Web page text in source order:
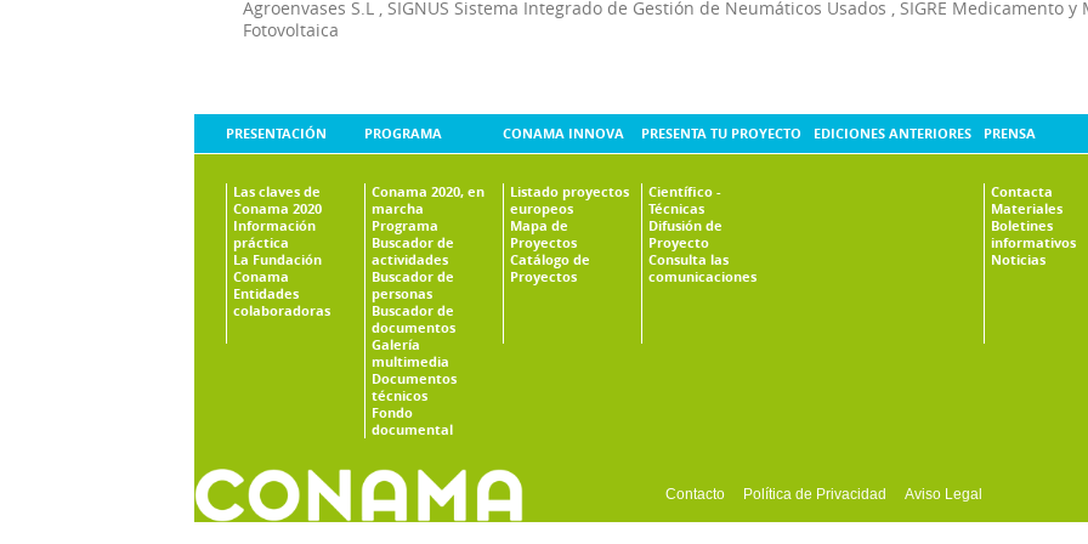
Agroenvases S.L
SIGNUS Sistema Integrado de Gestión de Neumáticos Usados SIGRE Medicamento
Fotovoltaica
PRESENTACIÓN
Las claves de
Conama 2020
Información
práctica
La Fundación
Conama
Entidades
colaboradoras
PROGRAMA
Conama 2020, en
marcha
Programa
Buscador de
actividades
Buscador de
personas
Buscador de
documentos
Galería
multimedia
Documentos
técnicos
Fondo
documental
CONAMA INNOVA
Listado proyectos
europeos
Mapa de
Proyectos
Catálogo de
Proyectos
PRESENTA TU PROYECTO
Científico -
Técnicas
Difusión de
Proyecto
Consulta las
comunicaciones
EDICIONES ANTERIORES PRENSA
Contacta
Materiales
Boletines
informativos
Noticias
Contacto Política de Privacidad Aviso Legal